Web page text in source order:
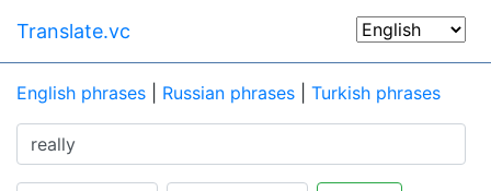
Translate.vc
English phrases Russian phrases Turkish phrases